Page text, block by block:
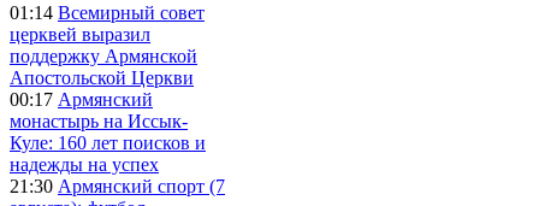
01:14 Всемирный совет
церквей выразил
поддержку Армянской
Апостольской Церкви
00:17 Армянский
монастырь на Иссык-
Куле: 160 лет поисков и
надежды на успех
21:30 Армянский спорт (7